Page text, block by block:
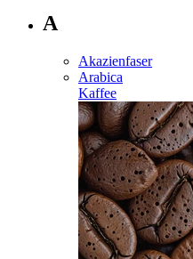
A
Akazienfaser
Arabica
Kaffee